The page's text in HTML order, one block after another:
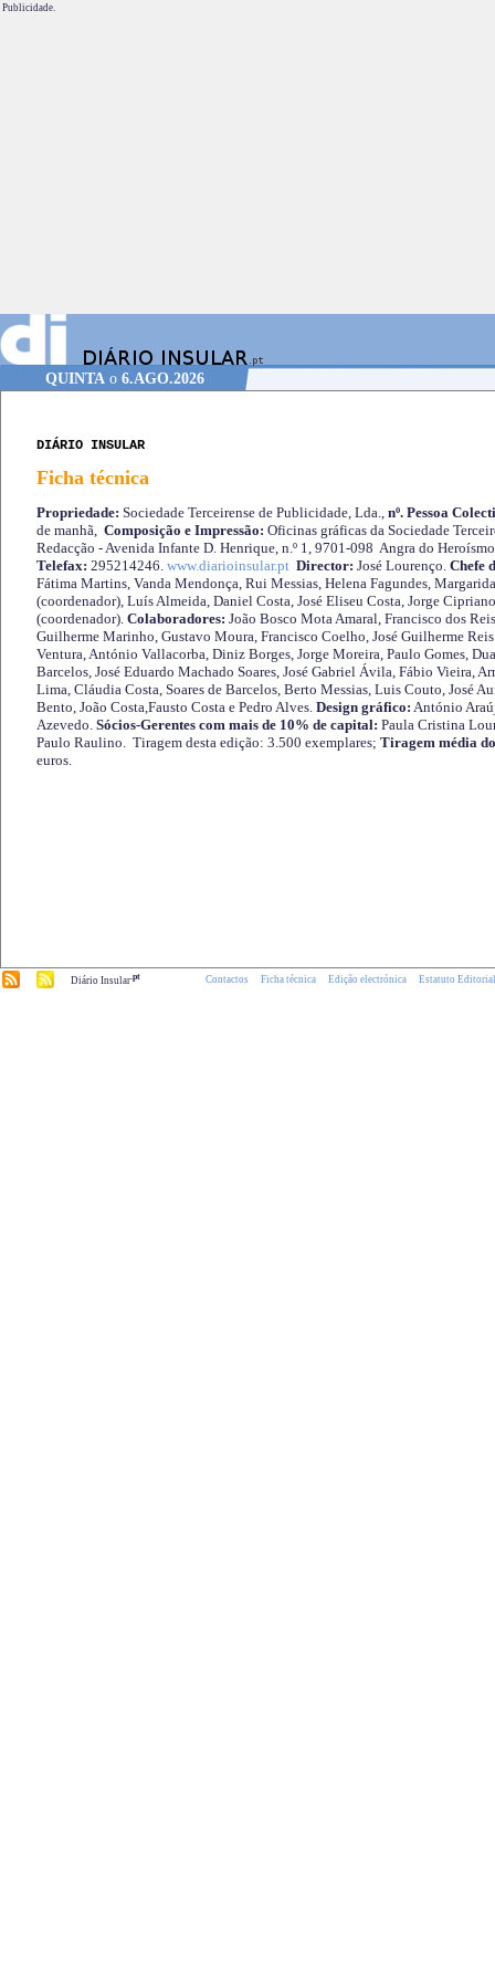
Publicidade.
QUINTAo 6.AGO.2026
DIÁRIO INSULAR
Ficha técnica
Propriedade: Sociedade Terceirense de Publicidade, Lda., nº. Pessoa
de manhã, Composição e Impressão: Oficinas gráficas da Sociedade
Redacção - Avenida Infante D. Henrique, n.º 1, 9701-098 Angra do
Telefax: 295214246. www.diarioinsular.pt Director: José Lourenço. Chefe
Fátima Martins, Vanda Mendonça, Rui Messias, Helena Fagundes,
(coordenador), Luís Almeida, Daniel Costa, José Eliseu Costa, Jorge
(coordenador). Colaboradores: João Bosco Mota Amaral, Francisco dos
Guilherme Marinho, Gustavo Moura, Francisco Coelho, José Guilherme
Ventura, António Vallacorba, Diniz Borges, Jorge Moreira, Paulo Gomes,
Barcelos, José Eduardo Machado Soares, José Gabriel Ávila, Fábio Vieira,
Lima, Cláudia Costa, Soares de Barcelos, Berto Messias, Luis Couto, José
Bento, João Costa,Fausto Costa e Pedro Alves. Design gráfico: António
Azevedo. Sócios-Gerentes com mais de 10% de capital: Paula Cristina
Paulo Raulino. Tiragem desta edição: 3.500 exemplares; Tiragem média
euros.
Diário Insular.pt Contactos Ficha técnica Edição electrónica Estatuto Editorial